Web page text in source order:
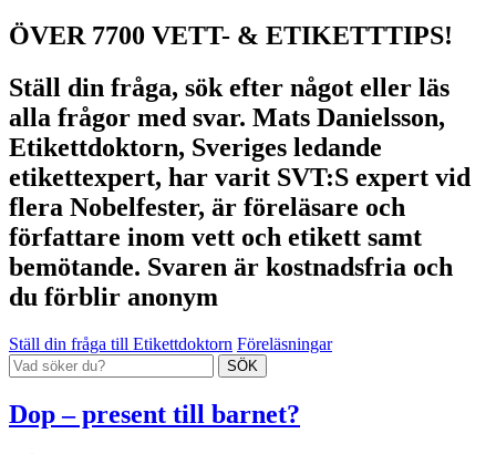
ÖVER 7700 VETT- & ETIKETTTIPS!
Ställ din fråga, sök efter något eller läs
alla frågor med svar. Mats Danielsson,
Etikettdoktorn, Sveriges ledande
etikettexpert, har varit SVT:S expert vid
flera Nobelfester, är föreläsare och
författare inom vett och etikett samt
bemötande. Svaren är kostnadsfria och
du förblir anonym
Ställ din fråga till Etikettdoktorn Föreläsningar
Dop – present till barnet?